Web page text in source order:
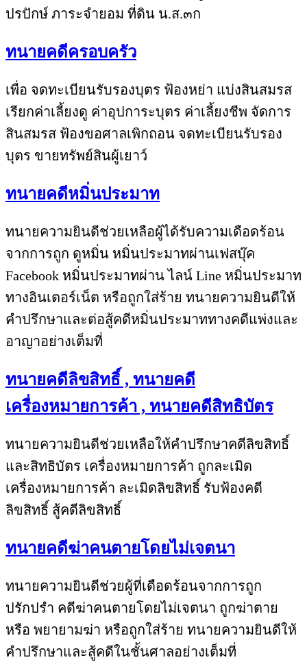
ปรปักษ์ ภาระจำยอม ที่ดิน น.ส.๓ก
ทนายคดีครอบครัว
เพื่อ จดทะเบียนรับรองบุตร ฟ้องหย่า แบ่งสินสมรส
เรียกค่าเลี้ยงดู ค่าอุปการะบุตร ค่าเลี้ยงชีพ จัดการ
สินสมรส ฟ้องขอศาลเพิกถอน จดทะเบียนรับรอง
บุตร ขายทรัพย์สินผู้เยาว์
ทนายคดีหมิ่นประมาท
ทนายความยินดีช่วยเหลือผู้ได้รับความเดือดร้อน
จากการถูก ดูหมิ่น หมิ่นประมาทผ่านเฟสบุ๊ค
Facebook หมิ่นประมาทผ่าน ไลน์ Line หมิ่นประมาท
ทางอินเตอร์เน็ต หรือถูกใส่ร้าย ทนายความยินดีให้
คำปรึกษาและต่อสู้คดีหมิ่นประมาททางคดีแพ่งและ
อาญาอย่างเต็มที่
ทนายคดีลิขสิทธิ์ , ทนายคดี
เครื่องหมายการค้า , ทนายคดีสิทธิบัตร
ทนายความยินดีช่วยเหลือให้คำปรึกษาคดีลิขสิทธิ์
และสิทธิบัตร เครื่องหมายการค้า ถูกละเมิด
เครื่องหมายการค้า ละเมิดลิขสิทธิ์ รับฟ้องคดี
ลิขสิทธิ์ สู้คดีลิขสิทธิ์
ทนายคดีฆ่าคนตายโดยไม่เจตนา
ทนายความยินดีช่วยผู้ที่เดือดร้อนจากการถูก
ปรักปรำ คดีฆ่าคนตายโดยไม่เจตนา ถูกฆ่าตาย
หรือ พยายามฆ่า หรือถูกใส่ร้าย ทนายความยินดีให้
คำปรึกษาและสู้คดีในชั้นศาลอย่างเต็มที่